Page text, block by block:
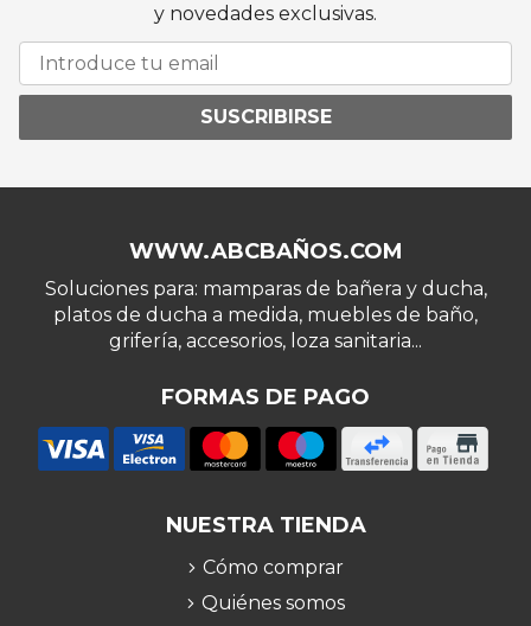
y novedades exclusivas.
SUSCRIBIRSE
WWW.ABCBAÑOS.COM
Soluciones para: mamparas de bañera y ducha,
platos de ducha a medida, muebles de baño,
grifería, accesorios, loza sanitaria...
FORMAS DE PAGO
NUESTRA TIENDA
Cómo comprar
Quiénes somos